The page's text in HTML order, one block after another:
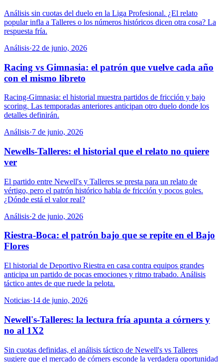
Análisis sin cuotas del duelo en la Liga Profesional. ¿El relato
popular infla a Talleres o los números históricos dicen otra cosa? La
respuesta fría.
Análisis·22 de junio, 2026
Racing vs Gimnasia: el patrón que vuelve cada año
con el mismo libreto
Racing-Gimnasia: el historial muestra partidos de fricción y bajo
scoring. Las temporadas anteriores anticipan otro duelo donde los
detalles definirán.
Análisis·7 de junio, 2026
Newells-Talleres: el historial que el relato no quiere
ver
El partido entre Newell's y Talleres se presta para un relato de
vértigo, pero el patrón histórico habla de fricción y pocos goles.
¿Dónde está el valor real?
Análisis·2 de junio, 2026
Riestra-Boca: el patrón bajo que se repite en el Bajo
Flores
El historial de Deportivo Riestra en casa contra equipos grandes
anticipa un partido de pocas emociones y ritmo trabado. Análisis
táctico antes de que ruede la pelota.
Noticias·14 de junio, 2026
Newell's-Talleres: la lectura fría apunta a córners y
no al 1X2
Sin cuotas definidas, el análisis táctico de Newell's vs Talleres
sugiere que el mercado de córners esconde la verdadera oportunidad